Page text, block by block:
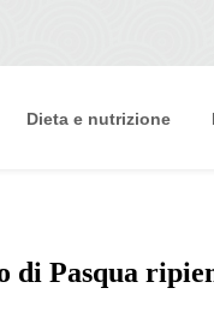
Dieta e nutrizione
di Pasqua